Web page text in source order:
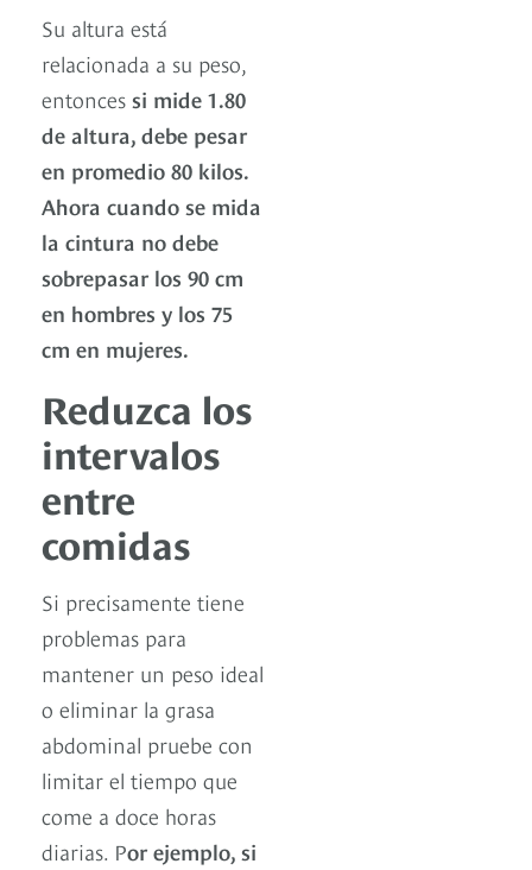
Su altura está
relacionada a su peso,
entonces si mide 1.80
de altura, debe pesar
en promedio 80 kilos.
Ahora cuando se mida
la cintura no debe
sobrepasar los 90 cm
en hombres y los 75
cm en mujeres.
Reduzca los
intervalos
entre
comidas
Si precisamente tiene
problemas para
mantener un peso ideal
o eliminar la grasa
abdominal pruebe con
limitar el tiempo que
come a doce horas
diarias. Por ejemplo, si